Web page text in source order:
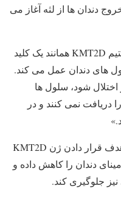
دندان ها از لثه آغاز می
دکتر کوون توضیح می دهد: «ما دریافتیم KMT2D همانند یک کلید
های دندان عمل می کند.
اختلال شود، سلول ها
دریافت نمی کنند و در
همچنین، این پژوهش نشان می دهد هدف قرار دادن ژن KMT2D
دندان را کاهش داده و
جلوگیری کند.